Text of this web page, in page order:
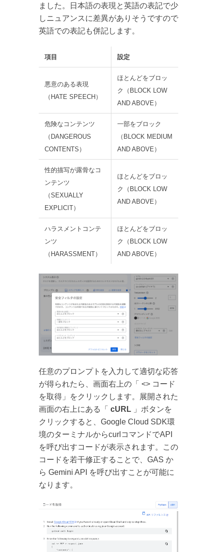
ました。日本語の表現と英語の表記で少
しニュアンスに差異がありそうですので
英語での表記も併記します。
項目 設定
悪意のある表現
（HATE SPEECH）
ほとんどをブロッ
ク（BLOCK LOW
AND ABOVE）
危険なコンテンツ
（DANGEROUS
CONTENTS）
一部をブロック
（BLOCK MEDIUM
AND ABOVE）
性的描写が露骨なコ
ンテンツ
（SEXUALLY
EXPLICIT）
ほとんどをブロッ
ク（BLOCK LOW
AND ABOVE）
ハラスメントコンテ
ンツ
（HARASSMENT）
ほとんどをブロッ
ク（BLOCK LOW
AND ABOVE）
任意のプロンプトを入力して適切な応答
が得られたら、画面右上の「 <> コード
を取得」をクリックします。展開された
画面の右上にある「 cURL 」ボタンを
クリックすると、Google Cloud SDK環
境のターミナルからcurlコマンドでAPI
を呼び出すコードが表示されます。この
コードを若干修正することで、GAS か
ら Gemini API を呼び出すことが可能に
なります。